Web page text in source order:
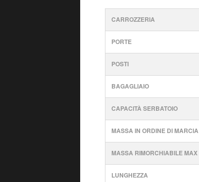
CARROZZERIA
PORTE
POSTI
BAGAGLIAIO
CAPACITÀ SERBATOIO
MASSA IN ORDINE DI MARCIA
MASSA RIMORCHIABILE MAX
LUNGHEZZA